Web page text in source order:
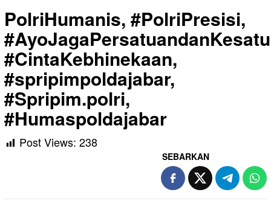
PolriHumanis, #PolriPresisi,
#CintaKebhinekaan,
#spripimpoldajabar,
#Spripim.polri,
#Humaspoldajabar
Post Views: 238
SEBARKAN